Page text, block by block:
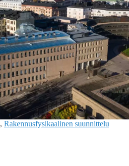
, Rakennusfysikaalinen suunnittelu